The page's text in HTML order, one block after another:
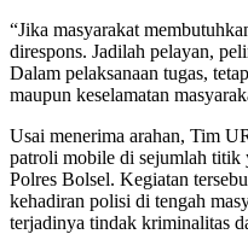
“Jika masyarakat
direspons. Jadilah pelayan,
Dalam pelaksanaan tugas,
maupun keselamatan
Usai menerima arahan, Tim
patroli mobile di sejumlah titik
Polres Bolsel. Kegiatan
kehadiran polisi di tengah
terjadinya tindak kriminalitas